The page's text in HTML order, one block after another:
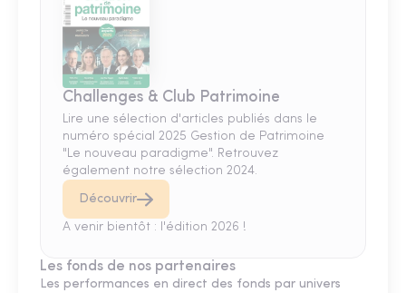
Challenges & Club Patrimoine
Lire une sélection d'articles publiés dans le
numéro spécial 2025 Gestion de Patrimoine
"Le nouveau paradigme". Retrouvez
également notre sélection 2024.
Découvrir
A venir bientôt : l'édition 2026 !
Les fonds de nos partenaires
Les performances en direct des fonds par univers